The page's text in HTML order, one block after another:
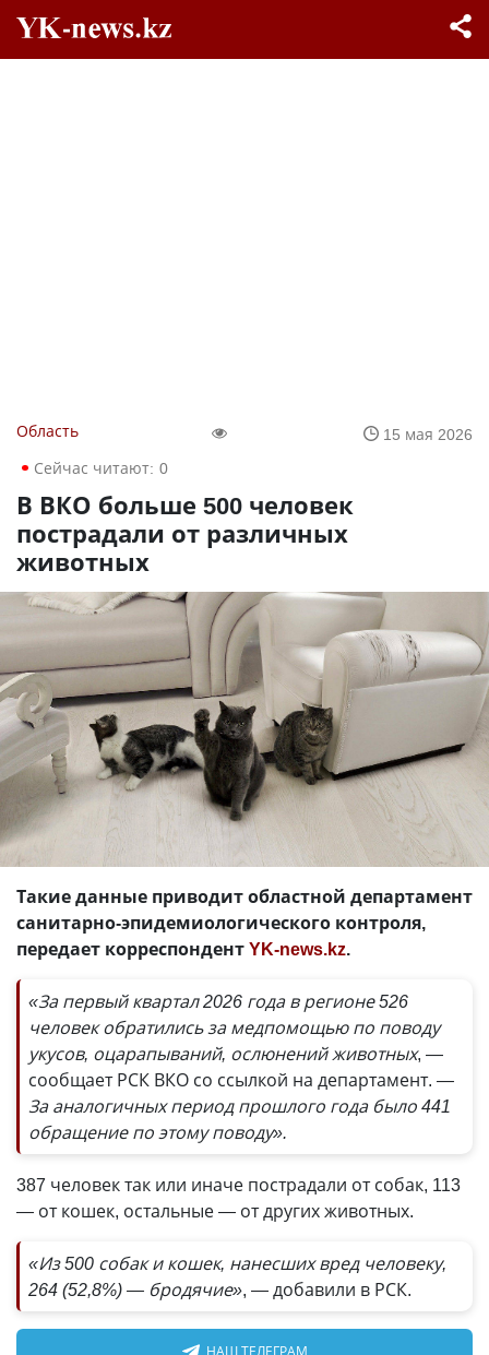
Область
15 мая 2026
Сейчас читают: 0
В ВКО больше 500 человек
пострадали от различных
животных
Такие данные приводит областной департамент
санитарно-эпидемиологического контроля,
передает корреспондентYK-news.kz.
«За первый квартал 2026 года в регионе 526
человек обратились за медпомощью по поводу
укусов, оцарапываний, ослюнений животных, —
сообщает РСК ВКО со ссылкой на департамент. —
За аналогичных период прошлого года было 441
обращение по этому поводу».
387 человек так или иначе пострадали от собак, 113
— от кошек, остальные — от других животных.
«Из 500 собак и кошек, нанесших вред человеку,
264 (52,8%) — бродячие», — добавили в РСК.
НАШ ТЕЛЕГРАМ